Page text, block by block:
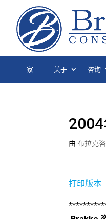
家 关于 咨询
由布拉克
打印版本